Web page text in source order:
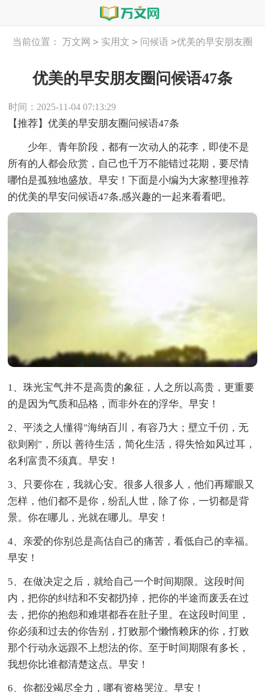
当前位置： 万文网 > 实用文 > 问候语 >优美的早安朋友圈
优美的早安朋友圈问候语47条
时间：2025-11-04 07:13:29
【推荐】优美的早安朋友圈问候语47条
少年、青年阶段，都有一次动人的花李，即使不是
所有的人都会欣赏，自己也千万不能错过花期，要尽情
哪怕是孤独地盛放。早安！下面是小编为大家整理推荐
的优美的早安问候语47条,感兴趣的一起来看看吧。
1、珠光宝气并不是高贵的象征，人之所以高贵，更重要
的是因为气质和品格，而非外在的浮华。早安！
2、平淡之人懂得"海纳百川，有容乃大；壁立千仞，无
欲则刚"，所以 善待生活，简化生活，得失恰如风过耳，
名利富贵不须真。早安！
3、只要你在，我就心安。很多人很多人，他们再耀眼又
怎样，他们都不是你，纷乱人世，除了你，一切都是背
景。你在哪儿，光就在哪儿。早安！
4、亲爱的你别总是高估自己的痛苦，看低自己的幸福。
早安！
5、在做决定之后，就给自己一个时间期限。这段时间
内，把你的纠结和不安都扔掉，把你的半途而废丢在过
去，把你的抱怨和难堪都吞在肚子里。在这段时间里，
你必须和过去的你告别，打败那个懒惰赖床的你，打败
那个行动永远跟不上想法的你。至于时间期限有多长，
我想你比谁都清楚这点。早安！
6、你都没竭尽全力，哪有资格哭泣。早安！